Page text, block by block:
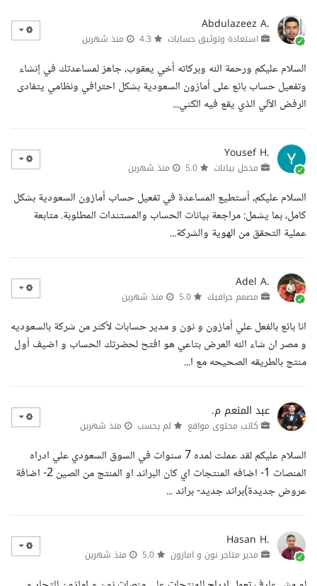
Abdulazeez A.
استعادة وتوثيق حسابات منذ شهرين
السلام عليكم ورحمة الله وبركاته أخي يعقوب، جاهز لمساعدتك في إنشاء
وتفعيل حساب بائع على أمازون السعودية بشكل احترافي ونظامي يتفادى
الرفض الآلي الذي يقع فيه الكثي...
Yousef H.
مدخل بيانات منذ شهرين
السلام عليكم، أستطيع المساعدة في تفعيل حساب أمازون السعودية بشكل
كامل، بما يشمل: مراجعة بيانات الحساب والمستندات المطلوبة. متابعة
عملية التحقق من الهوية والشركة...
Adel A.
مصمم جرافيك منذ شهرين
انا بائع بالفعل علي أمازون و نون و مدير حسابات لأكثر من شركة بالسعوديه
و مصر ان شاء الله العرض بتاعي هو افتح لحضرتك الحساب و اضيف أول
منتج بالطريقه الصحيحه مع ا...
عبد المنعم م.
كاتب محتوى مواقع لم يحسب منذ شهرين
السلام عليكم لقد عملت لمده 7 سنوات في السوق السعودي علي ادراه
المنصات 1- اضافه المنتجات اي كان البراند او المنتج من الصين 2- اضافة
عروض جديدة)براند جديد- براند ...
Hasan H.
مدير متاجر نون و امازون منذ شهرين